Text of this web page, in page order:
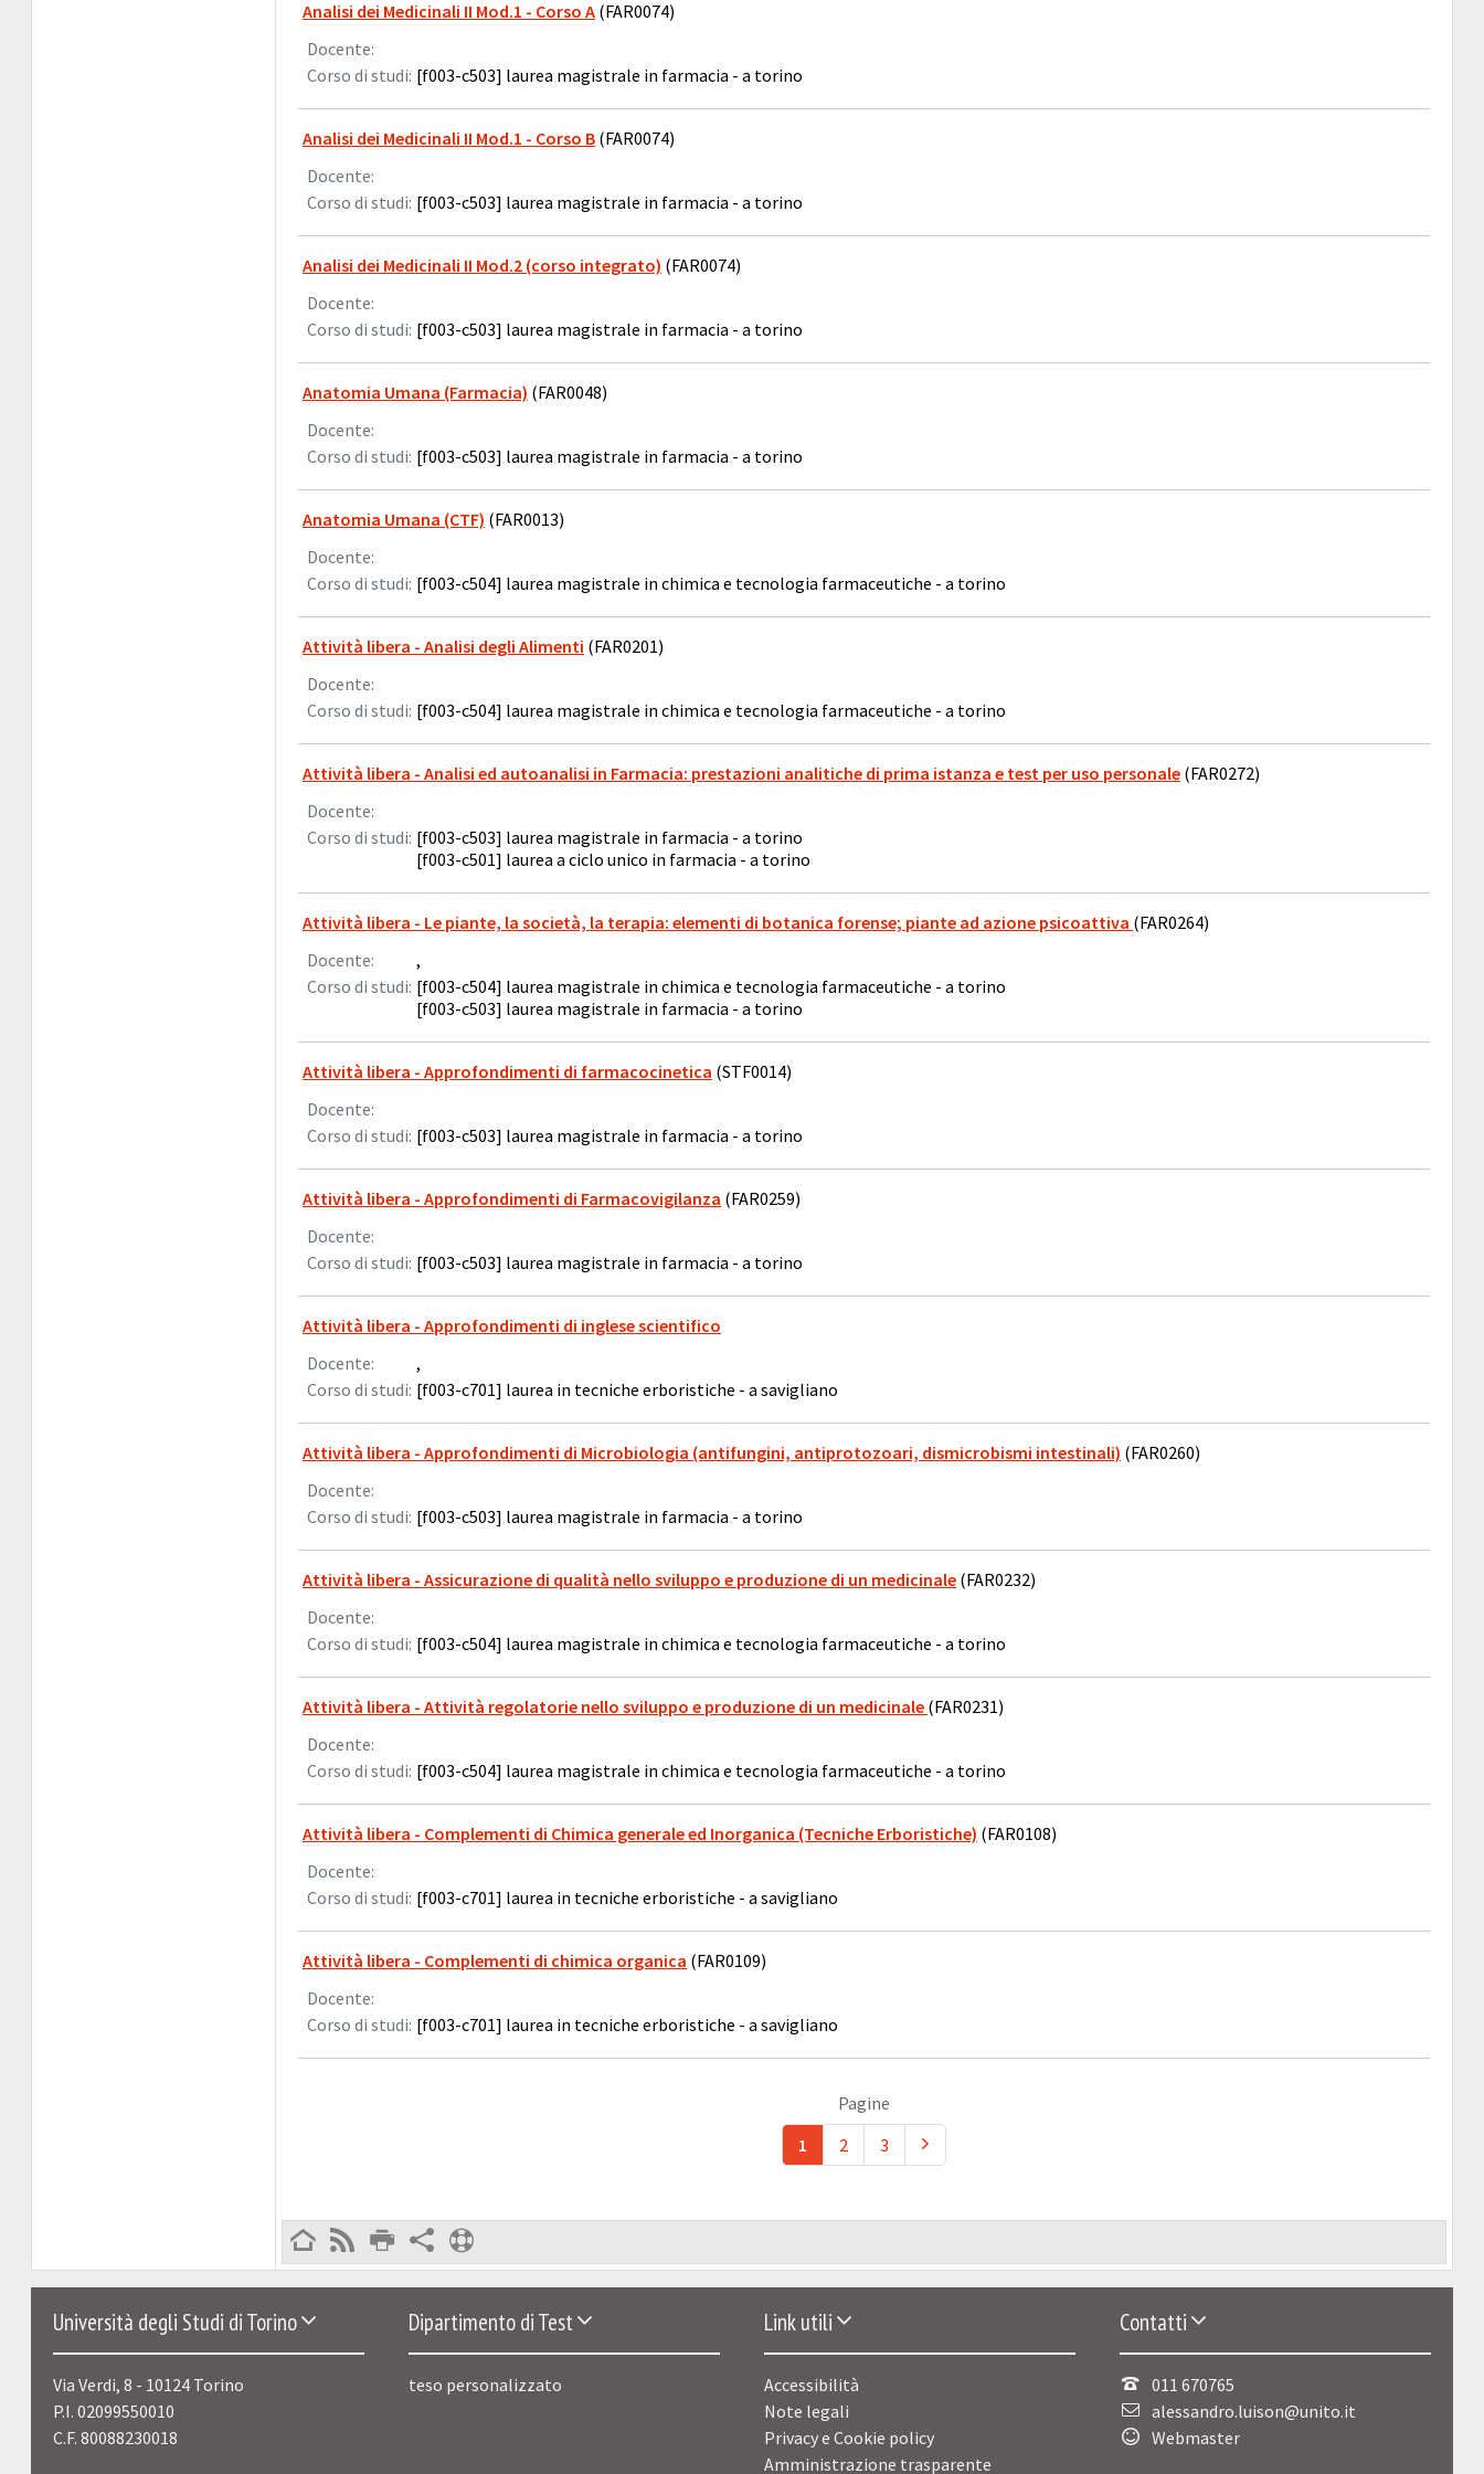
Analisi dei Medicinali II Mod.1 - Corso A (FAR0074)
Docente:
Corso di studi: [f003-c503] laurea magistrale in farmacia - a torino
Analisi dei Medicinali II Mod.1 - Corso B (FAR0074)
Docente:
Corso di studi: [f003-c503] laurea magistrale in farmacia - a torino
Analisi dei Medicinali II Mod.2 (corso integrato) (FAR0074)
Docente:
Corso di studi: [f003-c503] laurea magistrale in farmacia - a torino
Anatomia Umana (Farmacia) (FAR0048)
Docente:
Corso di studi: [f003-c503] laurea magistrale in farmacia - a torino
Anatomia Umana (CTF) (FAR0013)
Docente:
Corso di studi: [f003-c504] laurea magistrale in chimica e tecnologia farmaceutiche - a torino
Attività libera - Analisi degli Alimenti (FAR0201)
Docente:
Corso di studi: [f003-c504] laurea magistrale in chimica e tecnologia farmaceutiche - a torino
Attività libera - Analisi ed autoanalisi in Farmacia: prestazioni analitiche di prima istanza e test per uso personale (FAR0272)
Docente:
Corso di studi: [f003-c503] laurea magistrale in farmacia - a torino
[f003-c501] laurea a ciclo unico in farmacia - a torino
Attività libera - Le piante, la società, la terapia: elementi di botanica forense; piante ad azione psicoattiva (FAR0264)
Docente:
,
Corso di studi: [f003-c504] laurea magistrale in chimica e tecnologia farmaceutiche - a torino
[f003-c503] laurea magistrale in farmacia - a torino
Attività libera - Approfondimenti di farmacocinetica (STF0014)
Docente:
Corso di studi: [f003-c503] laurea magistrale in farmacia - a torino
Attività libera - Approfondimenti di Farmacovigilanza (FAR0259)
Docente:
Corso di studi: [f003-c503] laurea magistrale in farmacia - a torino
Attività libera - Approfondimenti di inglese scientifico
Docente:
,
Corso di studi: [f003-c701] laurea in tecniche erboristiche - a savigliano
Attività libera - Approfondimenti di Microbiologia (antifungini, antiprotozoari, dismicrobismi intestinali) (FAR0260)
Docente:
Corso di studi: [f003-c503] laurea magistrale in farmacia - a torino
Attività libera - Assicurazione di qualità nello sviluppo e produzione di un medicinale (FAR0232)
Docente:
Corso di studi: [f003-c504] laurea magistrale in chimica e tecnologia farmaceutiche - a torino
Attività libera - Attività regolatorie nello sviluppo e produzione di un medicinale (FAR0231)
Docente:
Corso di studi: [f003-c504] laurea magistrale in chimica e tecnologia farmaceutiche - a torino
Attività libera - Complementi di Chimica generale ed Inorganica (Tecniche Erboristiche) (FAR0108)
Docente:
Corso di studi: [f003-c701] laurea in tecniche erboristiche - a savigliano
Attività libera - Complementi di chimica organica (FAR0109)
Docente:
Corso di studi: [f003-c701] laurea in tecniche erboristiche - a savigliano
Pagine
1
2 3
Università degli Studi di Torino
Via Verdi, 8 - 10124 Torino
P.I. 02099550010
C.F. 80088230018
Dipartimento di Test
teso personalizzato
Link utili
Accessibilità
Note legali
Privacy e Cookie policy
Amministrazione trasparente
Contatti
011 670765
alessandro.luison@unito.it
Webmaster